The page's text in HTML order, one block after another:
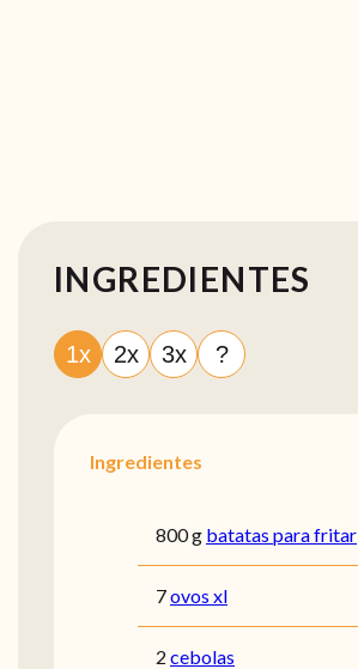
INGREDIENTES
1x 2x 3x ?
Ingredientes
800 g batatas para fritar
7ovos xl
2 cebolas